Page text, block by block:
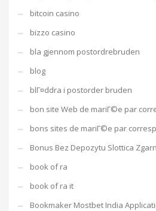
bitcoin casino
bizzo casino
bla gjennom postordrebruden
blog
blГ¤ddra i postorder bruden
bon site Web de mariГ©e par
bons sites de mariГ©e par
Bonus Bez Depozytu Slottica
book of ra
book of ra it
Bookmaker Mostbet India